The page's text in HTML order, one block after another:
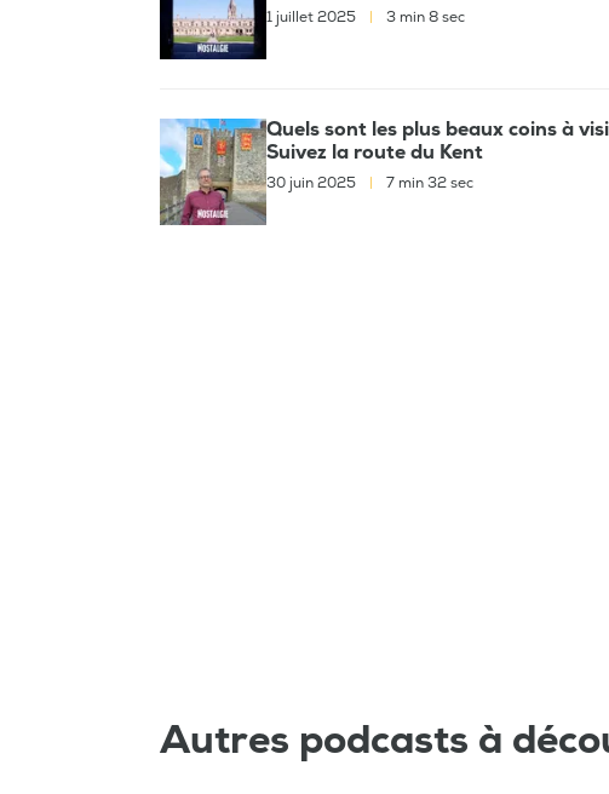
1 juillet 2025 3 min 8 sec
Quels sont les plus beaux coins à
Suivez la route du Kent
30 juin 2025 7 min 32 sec
Autres podcasts à